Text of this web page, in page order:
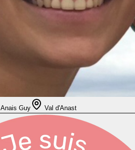
Anais Guy Val d'Anast